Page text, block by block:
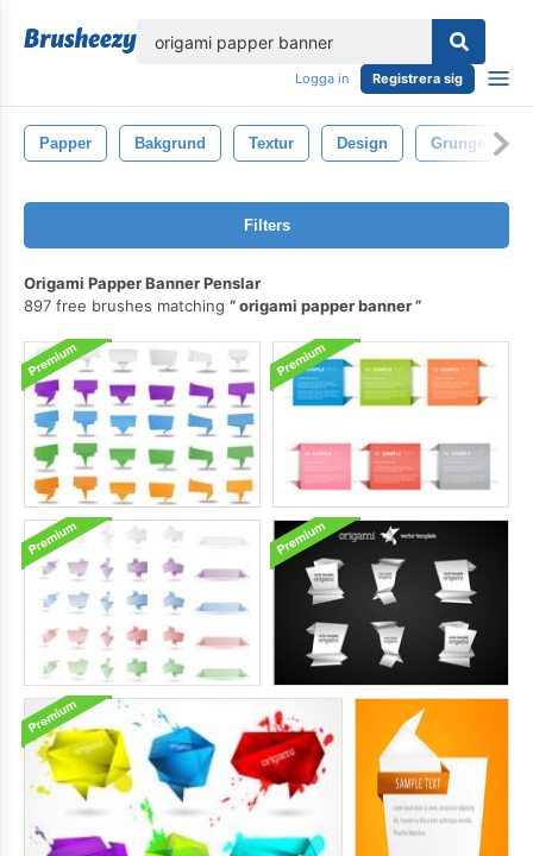
Logga in Registrera sig
Papper Bakgrund Textur Design Grunge
Filters
Origami Papper Banner Penslar
897 free brushes matching
origami papper banner